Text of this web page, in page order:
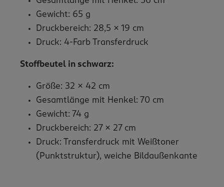
Gewicht: 65 g
Druckbereich: 28,5 x 19 cm
Druck: 4-Farb Transferdruck
Stoffbeutel in schwarz:
Größe: 32 x 42 cm
Gesamtlänge mit Henkel: 70 cm
Gewicht: 74 g
Druckbereich: 27 x 27 cm
Druck: Transferdruck mit Weißtoner
(Punktstruktur), weiche Bildaußenkante